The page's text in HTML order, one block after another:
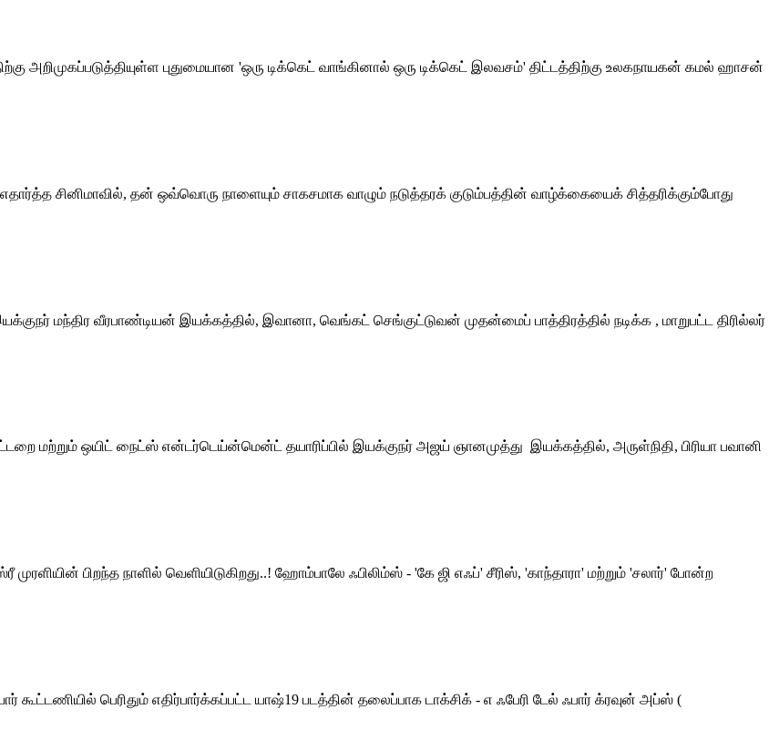
அறிமுகப்படுத்தியுள்ள புதுமையான 'ஒரு டிக்கெட் வாங்கினால் ஒரு டிக்கெட் இலவசம்' திட்டத்திற்கு உலகநாயகன் கமல் ஹாசன்
சினிமாவில், தன் ஒவ்வொரு நாளையும் சாகசமாக வாழும் நடுத்தரக் குடும்பத்தின் வாழ்க்கையைக் சித்தரிக்கும்போது
மந்திர வீரபாண்டியன் இயக்கத்தில், இவானா, வெங்கட் செங்குட்டுவன் முதன்மைப் பாத்திரத்தில் நடிக்க , மாறுபட்ட திரில்லர்
பட்டறை மற்றும் ஒயிட் நைட்ஸ் என்டர்டெய்ன்மென்ட் தயாரிப்பில் இயக்குநர் அஜய் ஞானமுத்து இயக்கத்தில், அருள்நிதி, பிரியா பவானி
பிறந்த நாளில் வெளியிடுகிறது..! ஹோம்பாலே ஃபிலிம்ஸ் - 'கே ஜி எஃப்' சீரிஸ், 'காந்தாரா' மற்றும் 'சலார்' போன்ற
பெரிதும் எதிர்பார்க்கப்பட்ட யாஷ்19 படத்தின் தலைப்பாக டாக்சிக் - எ ஃபேரி டேல் ஃபார் க்ரவுன் அப்ஸ் (